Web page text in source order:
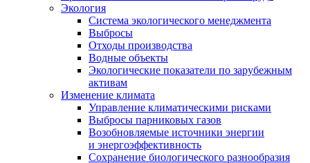
Экология
Система экологического менеджмента
Выбросы
Отходы производства
Водные объекты
Экологические показатели по зарубежным
активам
Изменение климата
Управление климатическими рисками
Выбросы парниковых газов
Возобновляемые источники энергии
и энергоэффективность
Сохранение биологического разнообразия